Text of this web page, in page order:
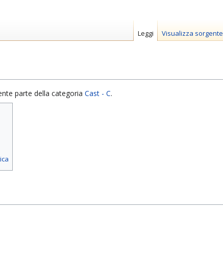
parte della categoria Cast - C.
Leggi Visualizza sorgente